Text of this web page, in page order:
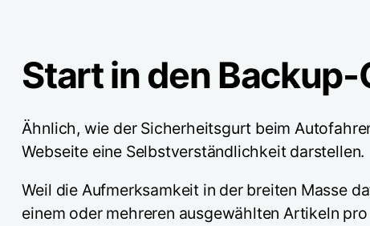
Start in den
Ähnlich, wie der Sicherheitsgurt beim
Webseite eine Selbstverständlichkeit darstellen.
Weil die Aufmerksamkeit in der breiten Masse
einem oder mehreren ausgewählten Artikeln pro